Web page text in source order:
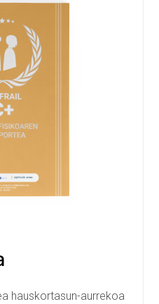
hauskortasun-aurrekoa